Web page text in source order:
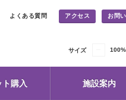
よくある質問 アクセス お問
サイズ 100%
購入 施設案内